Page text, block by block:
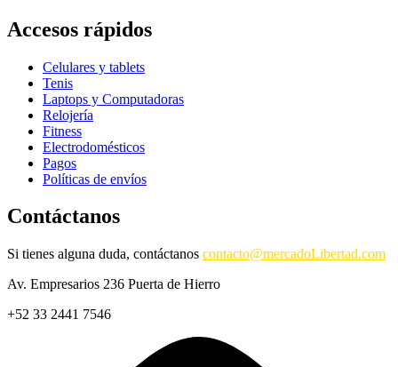
Accesos rápidos
Celulares y tablets
Tenis
Laptops y Computadoras
Relojería
Fitness
Electrodomésticos
Pagos
Políticas de envíos
Contáctanos
Si tienes alguna duda, contáctanos contacto@mercadoLibertad.com
Av. Empresarios 236 Puerta de Hierro
+52 33 2441 7546